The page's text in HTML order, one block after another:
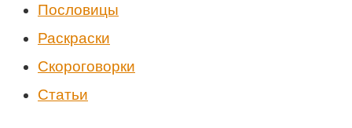
Пословицы
Раскраски
Скороговорки
Статьи